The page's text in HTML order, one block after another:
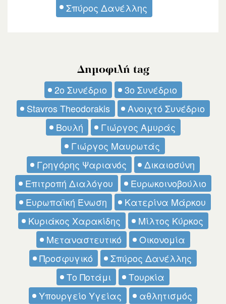
Σπύρος Δανέλλης
Δημοφιλή tag
2ο Συνέδριο
3ο Συνέδριο
Stavros Theodorakis
Ανοιχτό Συνέδριο
Βουλή
Γιώργος Αμυράς
Γιώργος Μαυρωτάς
Γρηγόρης Ψαριανός
Δικαιοσύνη
Επιτροπή Διαλόγου
Ευρωκοινοβούλιο
Ευρωπαϊκή Ένωση
Κατερίνα Μάρκου
Κυριάκος Χαρακίδης
Μίλτος Κύρκος
Μεταναστευτικό
Οικονομία
Προσφυγικό
Σπύρος Δανέλλης
Το Ποτάμι
Τουρκία
Υπουργείο Υγείας
αθλητισμός